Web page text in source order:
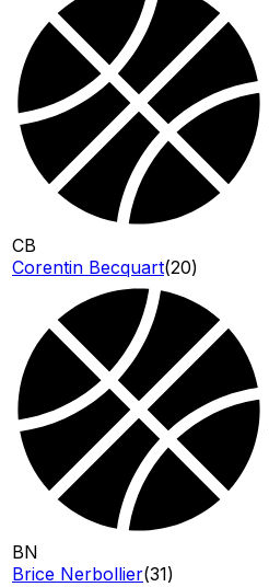
CB
Corentin Becquart(20)
BN
Brice Nerbollier(31)